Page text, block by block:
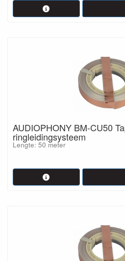
AUDIOPHONY BM-CU50
ringleidingsysteem
Lengte: 50 meter